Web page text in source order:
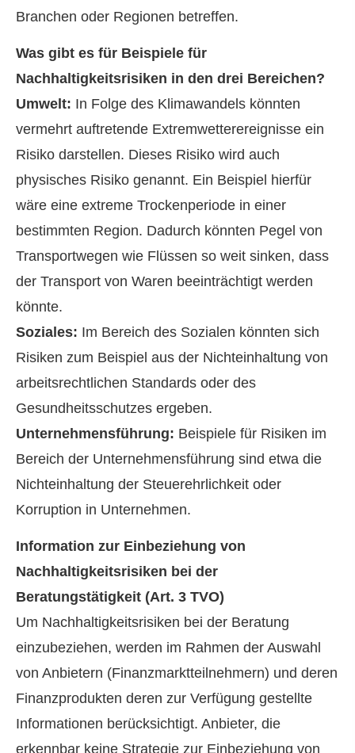
Branchen oder Regionen betreffen.
Was gibt es für Beispiele für
Nachhaltigkeitsrisiken in den drei Bereichen?
Umwelt: In Folge des Klimawandels könnten
vermehrt auftretende Extremwetterereignisse ein
Risiko darstellen. Dieses Risiko wird auch
physisches Risiko genannt. Ein Beispiel hierfür
wäre eine extreme Trockenperiode in einer
bestimmten Region. Dadurch könnten Pegel von
Transportwegen wie Flüssen so weit sinken, dass
der Transport von Waren beeinträchtigt werden
könnte.
Soziales: Im Bereich des Sozialen könnten sich
Risiken zum Beispiel aus der Nichteinhaltung von
arbeitsrechtlichen Standards oder des
Gesundheitsschutzes ergeben.
Unternehmensführung: Beispiele für Risiken im
Bereich der Unternehmensführung sind etwa die
Nichteinhaltung der Steuerehrlichkeit oder
Korruption in Unternehmen.
Information zur Einbeziehung von
Nachhaltigkeitsrisiken bei der
Beratungstätigkeit (Art. 3 TVO)
Um Nachhaltigkeitsrisiken bei der Beratung
einzubeziehen, werden im Rahmen der Auswahl
von Anbietern (Finanzmarktteilnehmern) und deren
Finanzprodukten deren zur Verfügung gestellte
Informationen berücksichtigt. Anbieter, die
erkennbar keine Strategie zur Einbeziehung von